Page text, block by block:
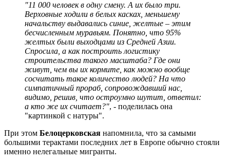
"11 000 человек в одну смену. А их было три.
Верховные ходили в белых касках, меньшему
начальству выдавались синие, желтые – этим
бесчисленным муравьям. Понятно, что 95%
желтых были выходцами из Средней Азии.
Спросила, а как построить логистику
строительства такого масштаба? Где они
живут, чем вы их кормите, как можно вообще
сосчитать такое количество людей? На что
симпатичный прораб, сопровождавший нас,
видимо, решив, что остроумно шутит, ответил:
а кто же их считает?", - поделилась она
"картинкой с натуры".
При этом Белоцерковская напомнила, что за самыми
большими терактами последних лет в Европе обычно стояли
именно нелегальные мигранты.